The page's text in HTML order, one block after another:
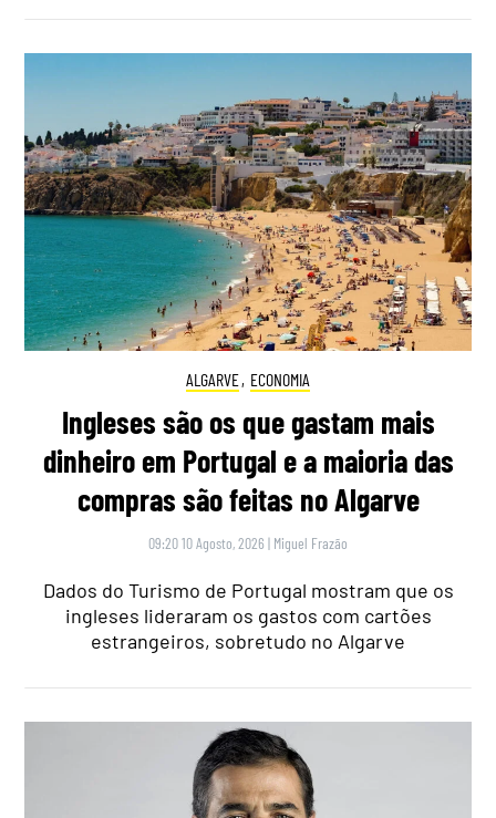
ALGARVE, ECONOMIA
Ingleses são os que gastam mais
dinheiro em Portugal e a maioria das
compras são feitas no Algarve
09:20 10 Agosto, 2026 | Miguel Frazão
Dados do Turismo de Portugal mostram que os
ingleses lideraram os gastos com cartões
estrangeiros, sobretudo no Algarve